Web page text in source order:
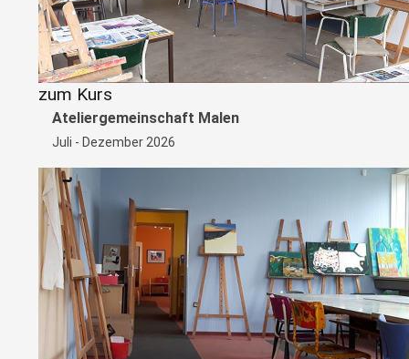
zum Kurs
Ateliergemeinschaft Malen
Juli - Dezember 2026